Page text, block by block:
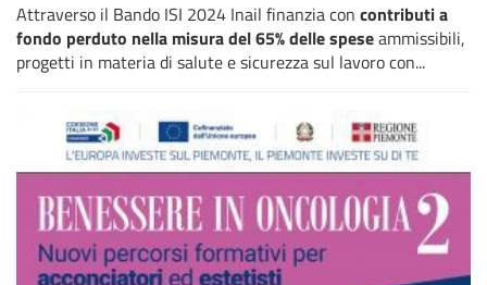
Attraverso il Bando ISI 2024 Inail finanzia con contributi a
fondo perduto nella misura del 65% delle speseammissibili,
progetti in materia di salute e sicurezza sul lavoro con...